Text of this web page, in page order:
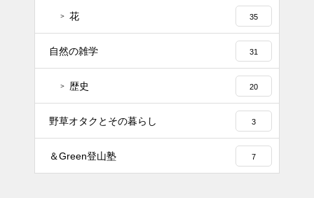
花 35
自然の雑学 31
歴史 20
野草オタクとその暮らし 3
＆Green登山塾 7